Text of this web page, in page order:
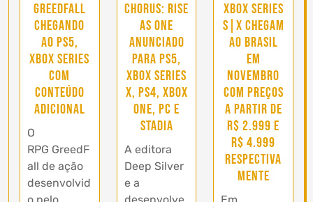
GreedFall
chegando
ao PS5,
Xbox Series
com
conteúdo
adicional
O
RPG GreedF
all de ação
desenvolvid
Chorus: Rise
as One
anunciado
para PS5,
Xbox Series
X, PS4, Xbox
One, PC e
Stadia
A editora
Deep Silver
e a
Xbox Series
S|X chegam
ao Brasil
em
novembro
com preços
a partir de
R$ 2.999 e
R$ 4.999
respectiva
mente